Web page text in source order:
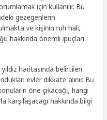
için kullanılır. Bu
gezegenlerin
ve kişinin ruh hali,
hakkında önemli ipuçları
haritasında belirtilen
evler dikkate alınır. Bu
öne çıkacağı, hangi
karşılaşacağı hakkında bilgi